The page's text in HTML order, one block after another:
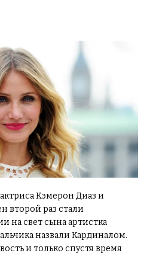
Кэмерон Диаз и
второй раз стали
на свет сына артистка
назвали Кардиналом.
и только спустя время